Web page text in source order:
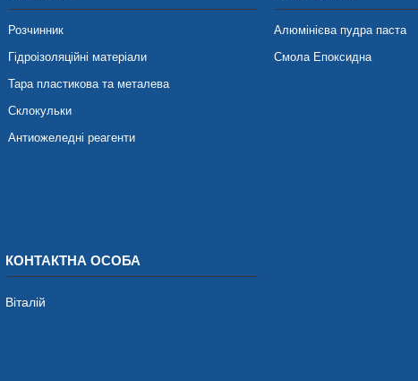
Розчинник
Гідроізоляційні матеріали
Тара пластикова та металева
Склокульки
Антиожеледні реагенти
Алюмінієва пудра паста
Смола Епоксидна
Віталій